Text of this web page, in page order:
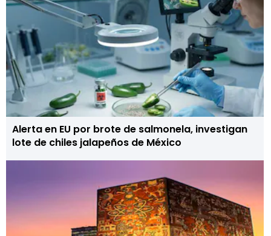
Alerta en EU por brote de salmonela, investigan
lote de chiles jalapeños de México